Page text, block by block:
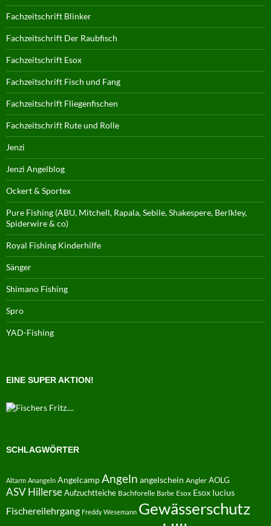
Fachzeitschrift Blinker
Fachzeitschrift Der Raubfisch
Fachzeitschrift Esox
Fachzeitschrift Fisch und Fang
Fachzeitschrift Fliegenfischen
Fachzeitschrift Rute und Rolle
Jenzi
Jenzi Angelblog
Ockert & Sportex
Pure Fishing (ABU, Mitchell, Rapala, Sebile, Shakespere, Berlkley,
Spiderwire & co)
Royal Fishing Kinderhilfe
Sänger
Shimano Fishing
Spro
YAD-Fishing
EINE SUPER AKTION!
SCHLAGWÖRTER
Altarm Anangeln AngelcampAngeln angelschein Angler AOLG
ASV HillerseAufzuchtteiche Bachforelle Barbe Esox Esox lucius
Fischereilehrgang Freddy Wesemann Gewässerschutz